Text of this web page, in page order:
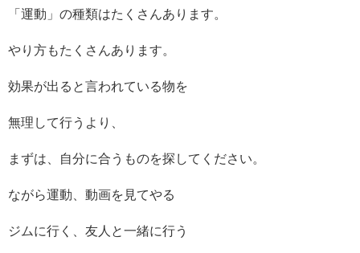
「運動」の種類はたくさんあります。
やり方もたくさんあります。
効果が出ると言われている物を
無理して行うより、
まずは、自分に合うものを探してください。
ながら運動、動画を見てやる
ジムに行く、友人と一緒に行う